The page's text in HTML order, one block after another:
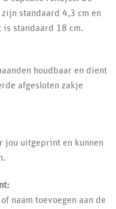
standaard 4,3 cm en
standaard 18 cm.
houdbaar en dient
afgesloten zakje
jou uitgeprint en kunnen
naam toevoegen aan de